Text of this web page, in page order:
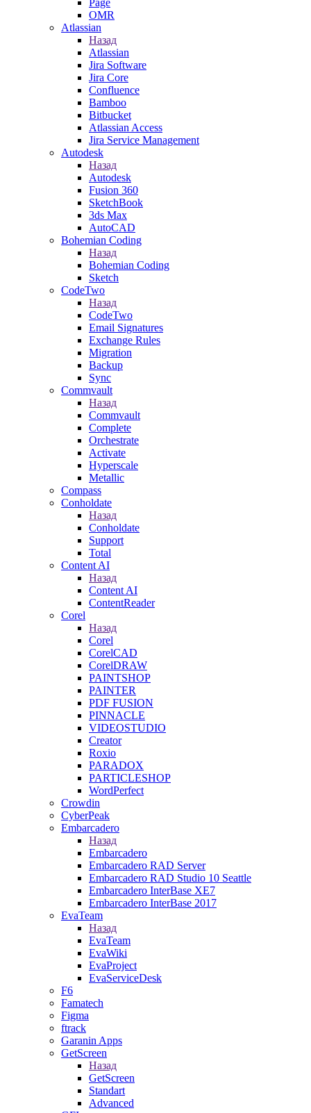
Page
OMR
Atlassian
Назад
Atlassian
Jira Software
Jira Core
Confluence
Bamboo
Bitbucket
Atlassian Access
Jira Service Management
Autodesk
Назад
Autodesk
Fusion 360
SketchBook
3ds Max
AutoCAD
Bohemian Coding
Назад
Bohemian Coding
Sketch
CodeTwo
Назад
CodeTwo
Email Signatures
Exchange Rules
Migration
Backup
Sync
Commvault
Назад
Commvault
Complete
Orchestrate
Activate
Hyperscale
Metallic
Compass
Conholdate
Назад
Conholdate
Support
Total
Content AI
Назад
Content AI
ContentReader
Corel
Назад
Corel
CorelCAD
CorelDRAW
PAINTSHOP
PAINTER
PDF FUSION
PINNACLE
VIDEOSTUDIO
Creator
Roxio
PARADOX
PARTICLESHOP
WordPerfect
Crowdin
CyberPeak
Embarcadero
Назад
Embarcadero
Embarcadero RAD Server
Embarcadero RAD Studio 10 Seattle
Embarcadero InterBase XE7
Embarcadero InterBase 2017
EvaTeam
Назад
EvaTeam
EvaWiki
EvaProject
EvaServiceDesk
F6
Famatech
Figma
ftrack
Garanin Apps
GetScreen
Назад
GetScreen
Standart
Advanced